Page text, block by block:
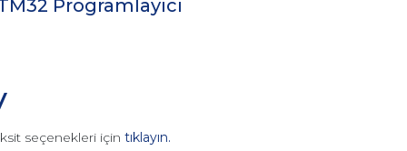
Programlayıcı
seçenekleri için tıklayın.